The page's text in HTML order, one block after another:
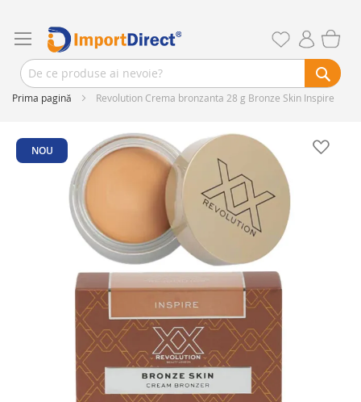
Prima pagină Revolution Crema bronzanta 28 g Bronze Skin Inspire
the
NOU